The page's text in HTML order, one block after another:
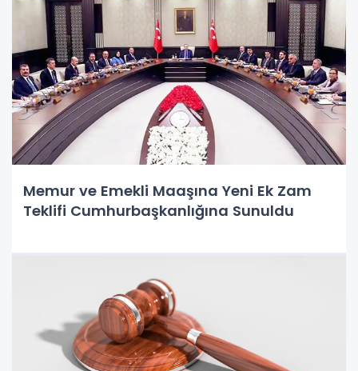
Memur ve Emekli Maaşına Yeni Ek Zam
Teklifi Cumhurbaşkanlığına Sunuldu